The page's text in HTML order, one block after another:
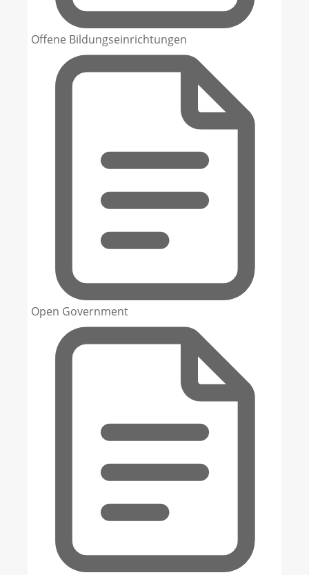
Offene Bildungseinrichtungen
Open Government